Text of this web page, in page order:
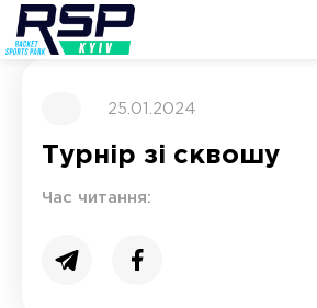
25.01.2024
Турнір зі сквошу
Час читання: